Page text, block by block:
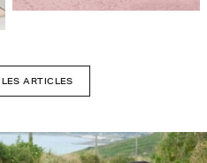
ARTICLES